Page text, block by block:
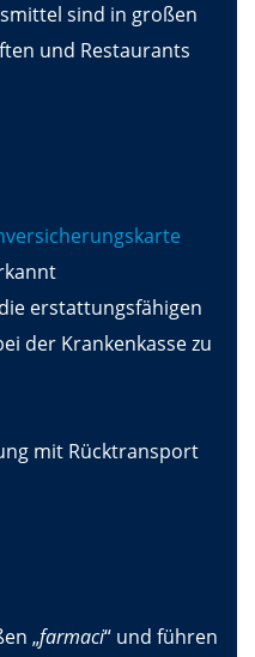
sind in großen
und Restaurants
erstattungsfähigen
der Krankenkasse zu
mit Rücktransport
„farmaci“ und führen